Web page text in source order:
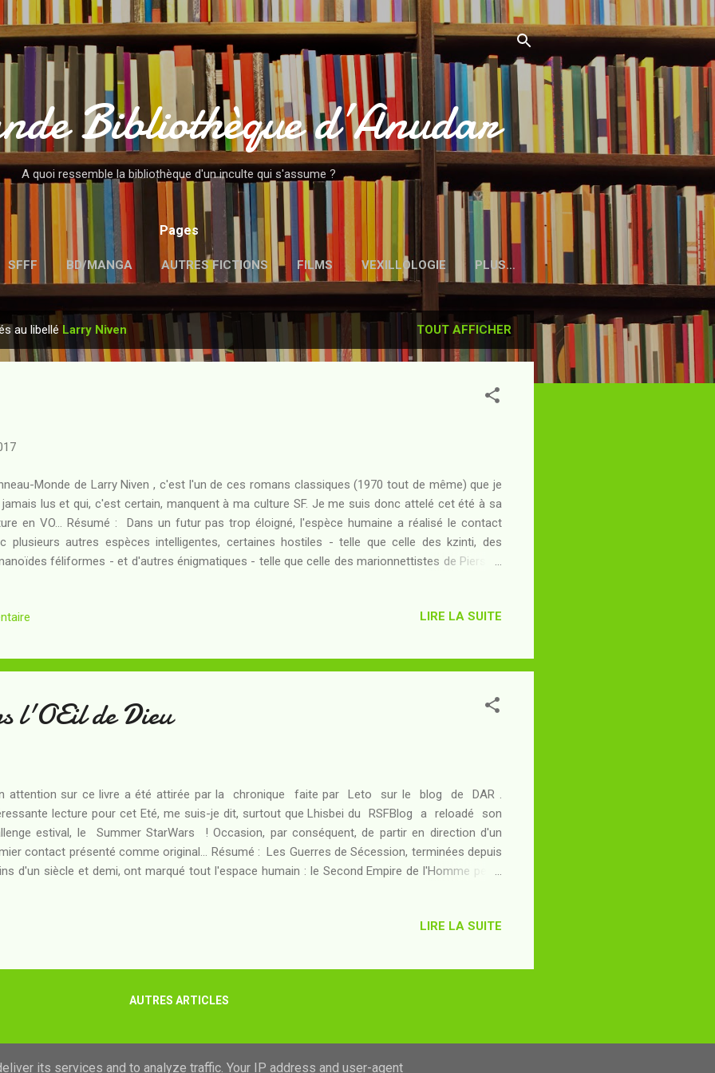
Accéder au contenu principal
Bibliothèque d’Anudar
A quoi ressemble la bibliothèque d'un inculte qui s'assume ?
Pages
SFFF BD/MANGA AUTRES FICTIONS FILMS VEXILLOLOGIE PLUS…
MENTIONS LÉGALES
au libellé Larry Niven TOUT AFFICHER
Monde de Larry Niven , c'est l'un de ces romans classiques (1970 tout de même) que je
jamais lus et qui, c'est certain, manquent à ma culture SF. Je me suis donc attelé cet été à sa
en VO... Résumé : Dans un futur pas trop éloigné, l'espèce humaine a réalisé le contact
plusieurs autres espèces intelligentes, certaines hostiles - telle que celle des kzinti, des
féliformes - et d'autres énigmatiques - telle que celle des marionnettistes de Pierson,
connu quelques temps auparavant car un cataclysme d'envergure galactique promet de
le moment était donc venu de plier bagage. Pourtant, un pro...
LIRE LA SUITE
l'OEil de Dieu
attention sur ce livre a été attirée par la chronique faite par Leto sur le blog de DAR .
lecture pour cet Eté, me suis-je dit, surtout que Lhisbei du RSFBlog a reloadé son
estival, le Summer StarWars ! Occasion, par conséquent, de partir en direction d'un
contact présenté comme original... Résumé : Les Guerres de Sécession, terminées depuis
d'un siècle et demi, ont marqué tout l'espace humain : le Second Empire de l'Homme peine
à jamais le destin de l'espèce humaine : une sonde, venue du système d'Alpha de la
s'inquiète : les Pailleux représent...
LIRE LA SUITE
AUTRES ARTICLES
its services and to analyze traffic. Your IP address and user-agent